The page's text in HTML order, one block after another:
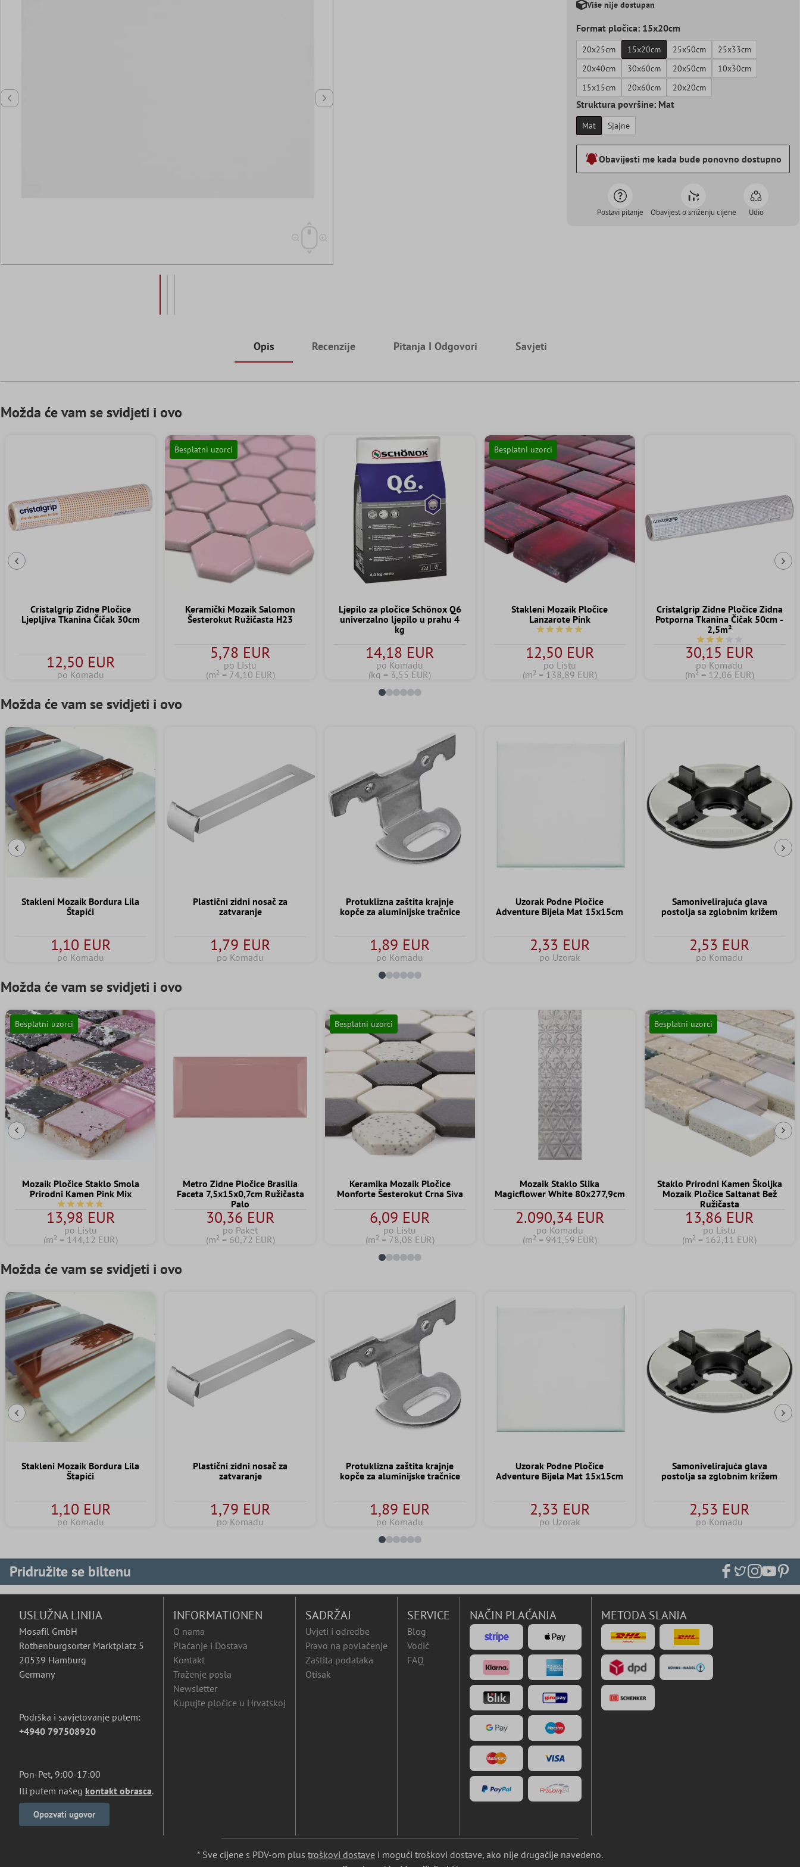
Više nije dostupan
Format pločica: 15x20cm
20x25cm 15x20cm 25x50cm
25x33cm
20x40cm
30x60cm 20x50cm
10x30cm
15x15cm
20x60cm 20x20cm
Struktura površine: Mat
Mat Sjajne
Obavijesti me kada bude ponovno dostupno
Postavi pitanje Obavijest o sniženju cijene Udio
Opis Recenzije Pitanja I Odgovori Savjeti
Možda će vam se svidjeti i ovo
Prethodni slajd
Cristalgrip Zidne Pločice
Ljepljiva Tkanina Čičak 30cm
12,50 EUR
po Komadu
Besplatni uzorci
Keramički Mozaik Salomon
Šesterokut Ružičasta H23
5,78 EUR
po Listu
(m² = 74,10 EUR)
Ljepilo za pločice Schönox Q6
univerzalno ljepilo u prahu 4
kg
14,18 EUR
po Komadu
(kg = 3,55 EUR)
Besplatni uzorci
Stakleni Mozaik Pločice
Lanzarote Pink
Prosječna ocjena 5 od 5 zvjezdica
12,50 EUR
po Listu
(m² = 138,89 EUR)
Cristalgrip Zidne Pločice Zidna
Potporna Tkanina Čičak 50cm -
2,5m²
Prosječna ocjena 3 od 5
30,15 EUR
po Komadu
(m² = 12,06 EUR)
Možda će vam se svidjeti i ovo
Prethodni slajd
Stakleni Mozaik Bordura Lila
Štapići
1,10 EUR
po Komadu
Plastični zidni nosač za
zatvaranje
1,79 EUR
po Komadu
Protuklizna zaštita krajnje
kopče za aluminijske tračnice
1,89 EUR
po Komadu
Uzorak Podne Pločice
Adventure Bijela Mat 15x15cm
2,33 EUR
po Uzorak
Samonivelirajuća glava
postolja sa zglobnim križem
2,53 EUR
po Komadu
Možda će vam se svidjeti i ovo
Prethodni slajd
Besplatni uzorci
Mozaik Pločice Staklo Smola
Prirodni Kamen Pink Mix
Prosječna ocjena 4.7 od 5 zvjezdica
13,98 EUR
po Listu
(m² = 144,12 EUR)
Metro Zidne Pločice Brasilia
Faceta 7,5x15x0,7cm Ružičasta
Palo
30,36 EUR
po Paket
(m² = 60,72 EUR)
Besplatni uzorci
Keramika Mozaik Pločice
Monforte Šesterokut Crna Siva
6,09 EUR
po Listu
(m² = 78,08 EUR)
Mozaik Staklo Slika
Magicflower White 80x277,9cm
2.090,34 EUR
po Komadu
(m² = 941,59 EUR)
Besplatni uzorci
Staklo Prirodni Kamen Školjka
Mozaik Pločice Saltanat Bež
Ružičasta
13,86 EUR
po Listu
(m² = 162,11 EUR)
Možda će vam se svidjeti i ovo
Prethodni slajd
Stakleni Mozaik Bordura Lila
Štapići
1,10 EUR
po Komadu
Plastični zidni nosač za
zatvaranje
1,79 EUR
po Komadu
Protuklizna zaštita krajnje
kopče za aluminijske tračnice
1,89 EUR
po Komadu
Uzorak Podne Pločice
Adventure Bijela Mat 15x15cm
2,33 EUR
po Uzorak
Samonivelirajuća glava
postolja sa zglobnim križem
2,53 EUR
po Komadu
Pridružite se biltenu
USLUŽNA LINIJA
Mosafil GmbH
Rothenburgsorter Marktplatz 5
20539 Hamburg
Germany
Podrška i savjetovanje putem:
+4940 797508920
Pon-Pet, 9:00-17:00
Ili putem našeg kontakt obrasca.
Opozvati ugovor
INFORMATIONEN
O nama
Plaćanje i Dostava
Kontakt
Traženje posla
Newsletter
Kupujte pločice u Hrvatskoj
SADRŽAJ
Uvjeti i odredbe
Pravo na povlačenje
Zaštita podataka
Otisak
SERVICE
Blog
Vodič
FAQ
NAČIN PLAĆANJA METODA SLANJA
* Sve cijene s PDV-om plus troškovi dostave i mogući troškovi dostave, ako nije drugačije navedeno.